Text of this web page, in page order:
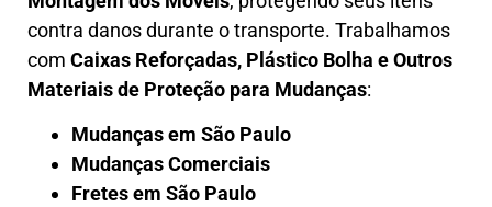
contra danos durante o transporte. Trabalhamos
com Caixas Reforçadas, Plástico Bolha e Outros
Materiais de Proteção para Mudanças:
Mudanças em São Paulo
Mudanças Comerciais
Fretes em São Paulo